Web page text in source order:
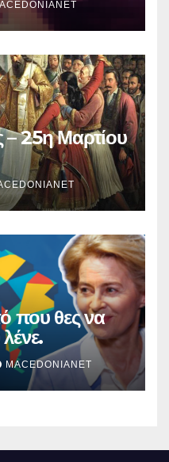
– 25η Μαρτίου
που θες να
MACEDONIANET